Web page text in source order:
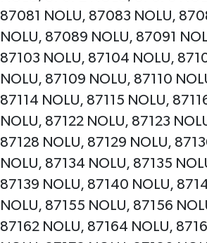
87081 NOLU, 87083 NOLU,
NOLU, 87089 NOLU, 87091
87103 NOLU, 87104 NOLU,
NOLU, 87109 NOLU, 87110
87114 NOLU, 87115 NOLU,
NOLU, 87122 NOLU, 87123
87128 NOLU, 87129 NOLU,
NOLU, 87134 NOLU, 87135
87139 NOLU, 87140 NOLU,
NOLU, 87155 NOLU, 87156
87162 NOLU, 87164 NOLU,